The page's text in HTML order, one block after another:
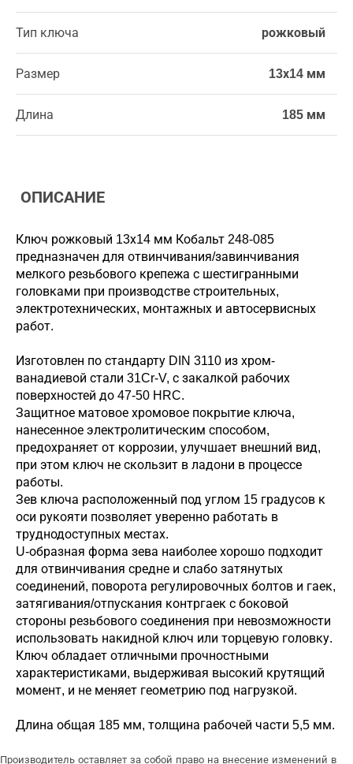
Тип ключа рожковый
Размер 13х14 мм
Длина 185 мм
ОПИСАНИЕ
Ключ рожковый 13х14 мм Кобальт 248-085
предназначен для отвинчивания/завинчивания
мелкого резьбового крепежа с шестигранными
головками при производстве строительных,
электротехнических, монтажных и автосервисных
работ.
Изготовлен по стандарту DIN 3110 из хром-
ванадиевой стали 31Cr-V, с закалкой рабочих
поверхностей до 47-50 HRC.
Защитное матовое хромовое покрытие ключа,
нанесенное электролитическим способом,
предохраняет от коррозии, улучшает внешний вид,
при этом ключ не скользит в ладони в процессе
работы.
Зев ключа расположенный под углом 15 градусов к
оси рукояти позволяет уверенно работать в
труднодоступных местах.
U-образная форма зева наиболее хорошо подходит
для отвинчивания средне и слабо затянутых
соединений, поворота регулировочных болтов и гаек,
затягивания/отпускания контргаек с боковой
стороны резьбового соединения при невозможности
использовать накидной ключ или торцевую головку.
Ключ обладает отличными прочностными
характеристиками, выдерживая высокий крутящий
момент, и не меняет геометрию под нагрузкой.
Длина общая 185 мм, толщина рабочей части 5,5 мм.
Производитель оставляет за собой право на внесение изменений в